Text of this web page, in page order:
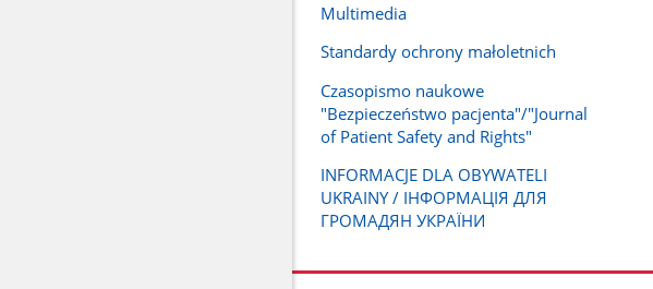
Multimedia
Standardy ochrony małoletnich
Czasopismo naukowe
"Bezpieczeństwo pacjenta"/"Journal
of Patient Safety and Rights"
INFORMACJE DLA OBYWATELI
UKRAINY / ІНФОРМАЦІЯ ДЛЯ
ГРОМАДЯН УКРАЇНИ